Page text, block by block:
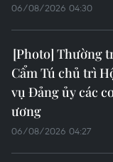
06/08/2026 04:30
Thường
Cẩm Tú chủ trì
vụ Đảng ủy các
ương
06/08/2026 04:27